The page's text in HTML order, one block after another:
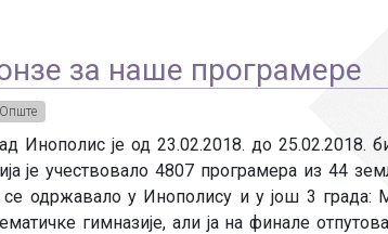
за наше програмере
Опште
Инополис је од 23.02.2018. до 25.02.2018.
је учествовало 4807 програмера из 44
се одржавало у Инополису и у још 3 града:
гимназије, али ја на финале